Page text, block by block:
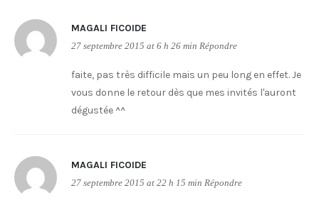
MAGALI FICOIDE
27 septembre 2015 at 6 h 26 min Répondre
faite, pas très difficile mais un peu long en effet. Je
vous donne le retour dès que mes invités l'auront
dégustée ^^
MAGALI FICOIDE
27 septembre 2015 at 22 h 15 min Répondre